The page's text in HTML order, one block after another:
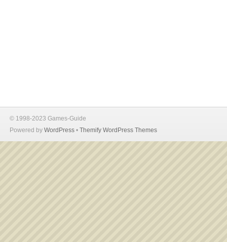
© 1998-2023 Games-Guide
Powered by WordPress • Themify WordPress Themes